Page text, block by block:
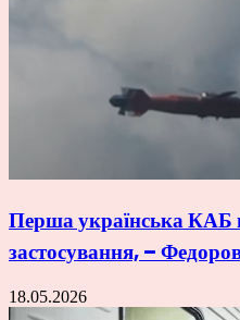
Перша українська КАБ
застосування, –
18.05.2026